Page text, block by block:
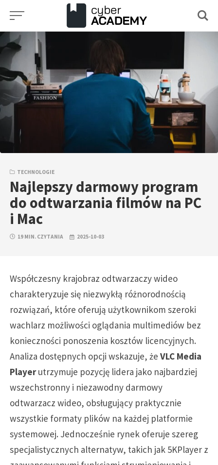
Przejdź
treści
TECHNOLOGIE
Najlepszy darmowy program
do odtwarzania filmów na PC
i Mac
19 MIN. CZYTANIA 2025-10-03
Współczesny krajobraz odtwarzaczy wideo
charakteryzuje się niezwykłą różnorodnością
rozwiązań, które oferują użytkownikom szeroki
wachlarz możliwości oglądania multimediów bez
konieczności ponoszenia kosztów licencyjnych.
Analiza dostępnych opcji wskazuje, że VLC Media
Playerutrzymuje pozycję lidera jako najbardziej
wszechstronny i niezawodny darmowy
odtwarzacz wideo, obsługujący praktycznie
wszystkie formaty plików na każdej platformie
systemowej. Jednocześnie rynek oferuje szereg
specjalistycznych alternatyw, takich jak 5KPlayer z